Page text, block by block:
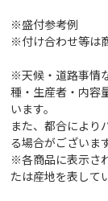
※盛付参考例
※付け合わせ等は
※天候・道路事情
種・生産者・内容
います。
また、都合により
る場合がございます
※各商品に表示さ
たは産地を表して